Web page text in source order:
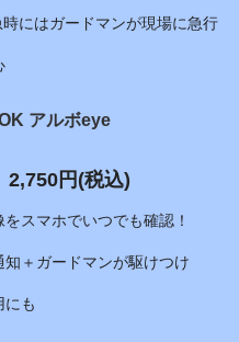
にはガードマンが現場に急行
アルボeye
2,750 円(税込)
スマホでいつでも確認！
＋ガードマンが駆けつけ
にも